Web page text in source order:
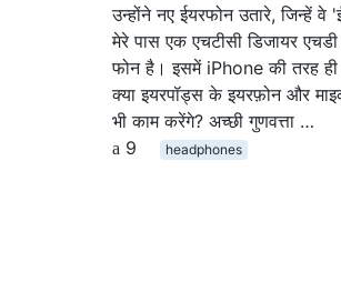
उन्होंने नए ईयरफोन उतारे, जिन्हें
मेरे पास एक एचटीसी डिजायर
फोन है। इसमें iPhone की तरह
क्या इयरपॉड्स के इयरफ़ोन और
भी काम करेंगे? अच्छी गुणवत्ता …
9
headphones